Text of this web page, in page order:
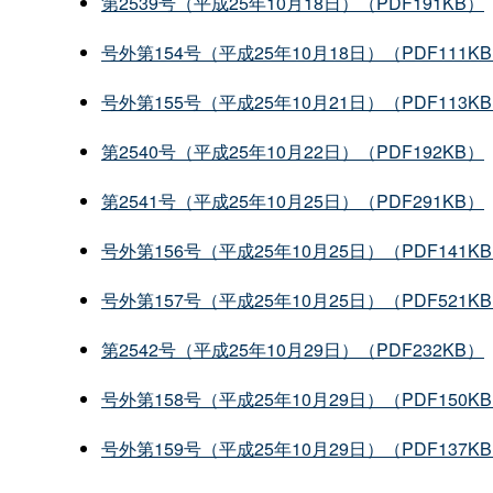
号外第154号（平成25年10月18日）（PDF111KB
号外第155号（平成25年10月21日）（PDF113KB
第2540号（平成25年10月22日）（PDF192KB）
第2541号（平成25年10月25日）（PDF291KB）
号外第156号（平成25年10月25日）（PDF141KB
号外第157号（平成25年10月25日）（PDF521KB
第2542号（平成25年10月29日）（PDF232KB）
号外第158号（平成25年10月29日）（PDF150KB
号外第159号（平成25年10月29日）（PDF137KB